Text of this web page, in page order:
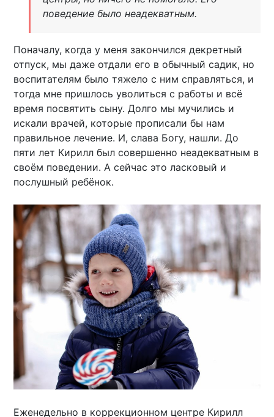
поведение было неадекватным.
Поначалу, когда у меня закончился декретный
отпуск, мы даже отдали его в обычный садик, но
воспитателям было тяжело с ним справляться, и
тогда мне пришлось уволиться с работы и всё
время посвятить сыну. Долго мы мучились и
искали врачей, которые прописали бы нам
правильное лечение. И, слава Богу, нашли. До
пяти лет Кирилл был совершенно неадекватным в
своём поведении. А сейчас это ласковый и
послушный ребёнок.
Еженедельно в коррекционном центре Кирилл